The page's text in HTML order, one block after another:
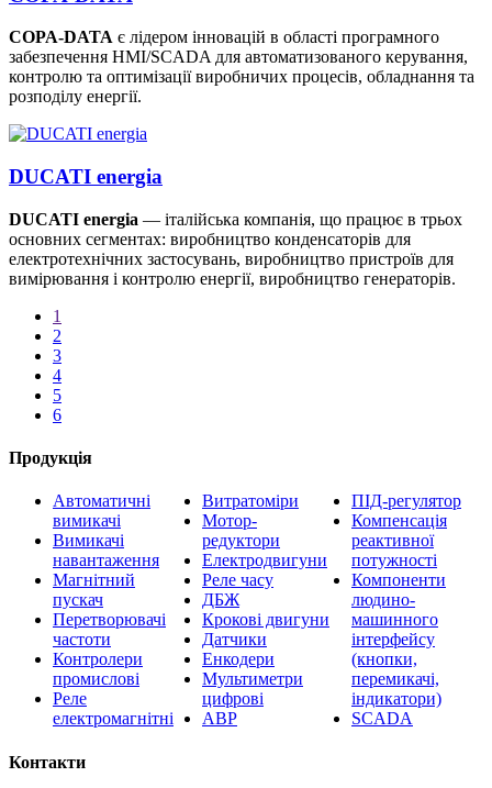
COPA-DATA є лідером інновацій в області програмного
забезпечення HMI/SCADA для автоматизованого керування,
контролю та оптимізації виробничих процесів, обладнання та
розподілу енергії.
DUCATI energia
DUCATI energia — італійська компанія, що працює в трьох
основних сегментах: виробництво конденсаторів для
електротехнічних застосувань, виробництво пристроїв для
вимірювання і контролю енергії, виробництво генераторів.
1
2
3
4
5
6
Продукція
Автоматичні
вимикачі
Вимикачі
навантаження
Магнітний
пускач
Перетворювачі
частоти
Контролери
промислові
Реле
електромагнітні
Витратоміри
Мотор-
редуктори
Електродвигуни
Реле часу
ДБЖ
Крокові двигуни
Датчики
Енкодери
Мультиметри
цифрові
АВР
ПІД-регулятор
Компенсація
реактивної
потужності
Компоненти
людино-
машинного
інтерфейсу
(кнопки,
перемикачі,
індикатори)
SCADA
Контакти